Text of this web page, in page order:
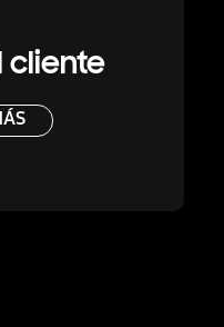
cliente